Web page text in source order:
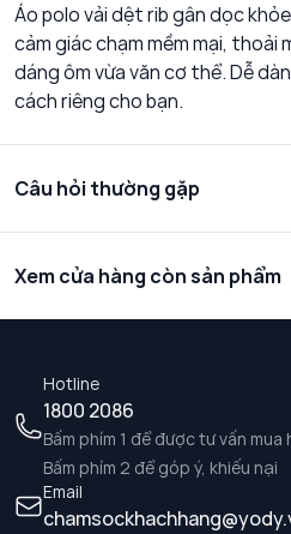
Áo polo vải dệt rib gân dọc
cảm giác chạm mềm mại, thoải
dáng ôm vừa văn cơ thể. Dễ
cách riêng cho bạn.
Câu hỏi thường gặp
Xem cửa hàng còn sản phẩm
Hotline
1800 2086
Bấm phím 1 để được tư vấn mua
Bấm phím 2 để góp ý, khiếu nại
Email